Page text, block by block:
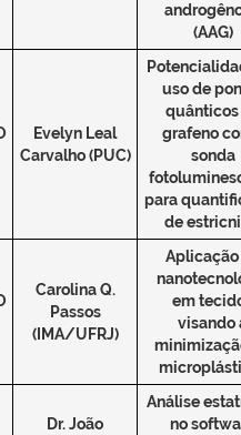
(AAG)
Evelyn Leal
Carvalho (PUC)
uso de
quânticos
grafeno
sonda
para
de
Carolina Q.
Passos
(IMA/UFRJ)
Aplicação
em
visando
Dr. João
Análise
no